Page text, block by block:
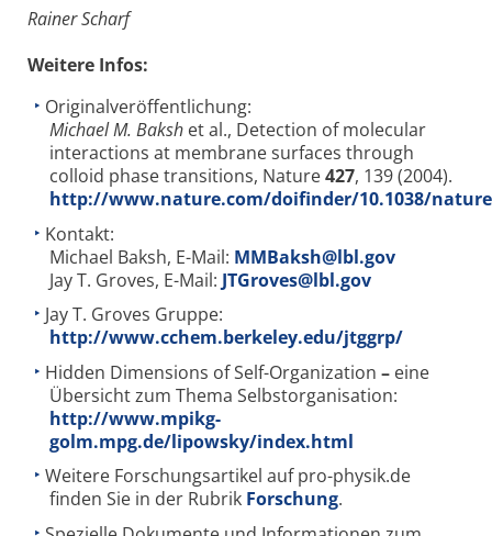
Rainer Scharf
Weitere Infos:
Originalveröffentlichung:
Michael M. Baksh et al., Detection of molecular
interactions at membrane surfaces through
colloid phase transitions, Nature427, 139 (2004).
http://www.nature.com/doifinder/10.1038/
Kontakt:
Michael Baksh, E-Mail: MMBaksh@lbl.gov
Jay T. Groves, E-Mail: JTGroves@lbl.gov
Jay T. Groves Gruppe:
http://www.cchem.berkeley.edu/jtggrp/
Hidden Dimensions of Self-Organization – eine
Übersicht zum Thema Selbstorganisation:
http://www.mpikg-
golm.mpg.de/lipowsky/index.html
Weitere Forschungsartikel auf pro-physik.de
finden Sie in der Rubrik Forschung.